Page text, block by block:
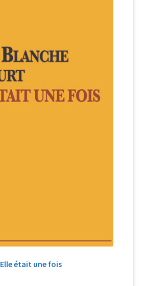
Elle était une fois